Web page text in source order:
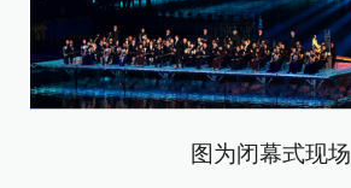
图为闭幕式现场